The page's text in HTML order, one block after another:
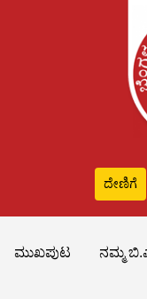
ದೇಣಿಗೆ
ಮುಖಪುಟ
ನಮ್ಮ